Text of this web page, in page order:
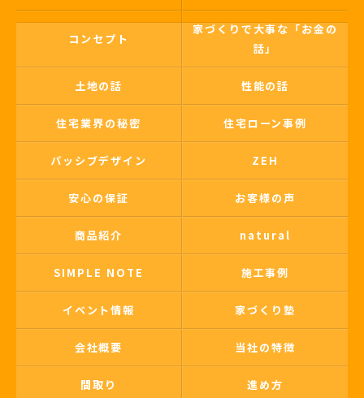
コンセプト
家づくりで大事な「お金の
話」
土地の話 性能の話
住宅業界の秘密 住宅ローン事例
パッシブデザイン ZEH
安心の保証 お客様の声
商品紹介 natural
SIMPLE NOTE 施工事例
イベント情報 家づくり塾
会社概要 当社の特徴
間取り 進め方